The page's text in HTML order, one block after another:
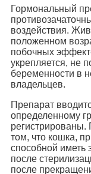
Гормональный
воздействия.
положенном
побочных
укрепляется, не
беременности в
владельцев.
Препарат
определенному
регистрированы.
том, что кошка,
способной иметь
после
после